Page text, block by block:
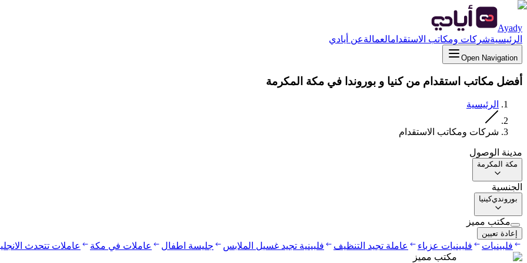
Ayady
الرئيسيةشركات ومكاتب الاستقدامالعمالةعن أيادي
Open Navigation
أفضل مكاتب استقدام من كنيا و بوروندا في مكة المكرمة
الرئيسية
شركات ومكاتب الاستقدام
مدينة الوصول
مكة المكرمة
الجنسية
بورونديكينيا
مكتب مميز
إعادة تعيين
فلبينيات فلبينيات عزباء عاملة تجيد التنظيف فلبينية تجيد غسيل الملابس جليسة اطفال عاملات في مكة عاملات تتحدث
مكتب مميز